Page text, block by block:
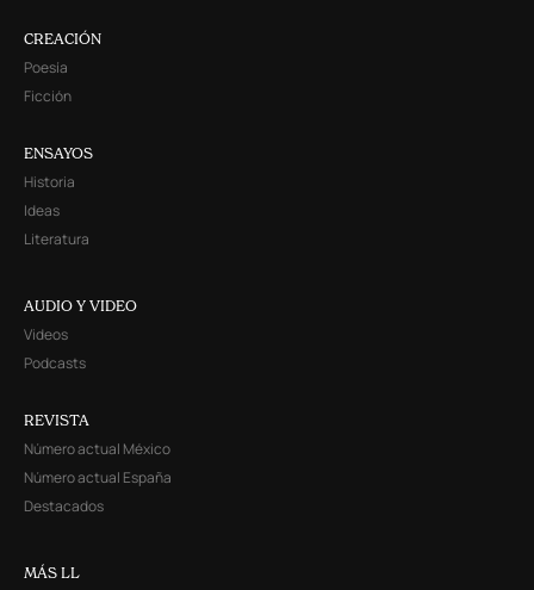
CREACIÓN
Poesía
Ficción
ENSAYOS
Historia
Ideas
Literatura
AUDIO Y VIDEO
Videos
Podcasts
REVISTA
Número actual México
Número actual España
Destacados
MÁS LL